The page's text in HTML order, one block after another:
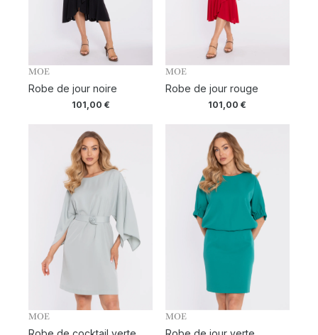
MOE
Robe de jour noire
101,00 €
MOE
Robe de jour rouge
101,00€
MOE MOE